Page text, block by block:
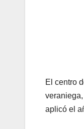
El centro
aplicó el